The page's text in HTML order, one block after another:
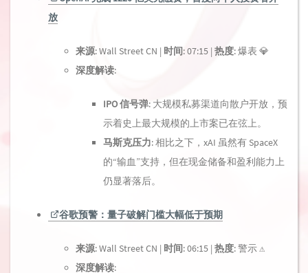
放
来源: Wall Street CN | 时间: 07:15 | 热度: 爆表 💎
深度解读:
IPO 信号弹: 大规模私募渠道向散户开放，预
示着史上最大规模的上市案已在弦上。
马斯克压力: 相比之下，xAI 虽然有 SpaceX
的“输血”支持，但在现金储备和盈利能力上
仍显著落后。
谷歌预警：量子破解门槛大幅低于预期
来源: Wall Street CN | 时间: 06:15 | 热度: 警示 ⚠️
深度解读: